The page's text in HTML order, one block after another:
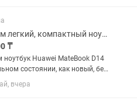
телефонов, материнских...
Продам легкий, компактный ноутбук
₸
ноутбук Huawei MateBook D14
состоянии, как новый, без
и прочих неприятностей.
в Технодоме.
вчера